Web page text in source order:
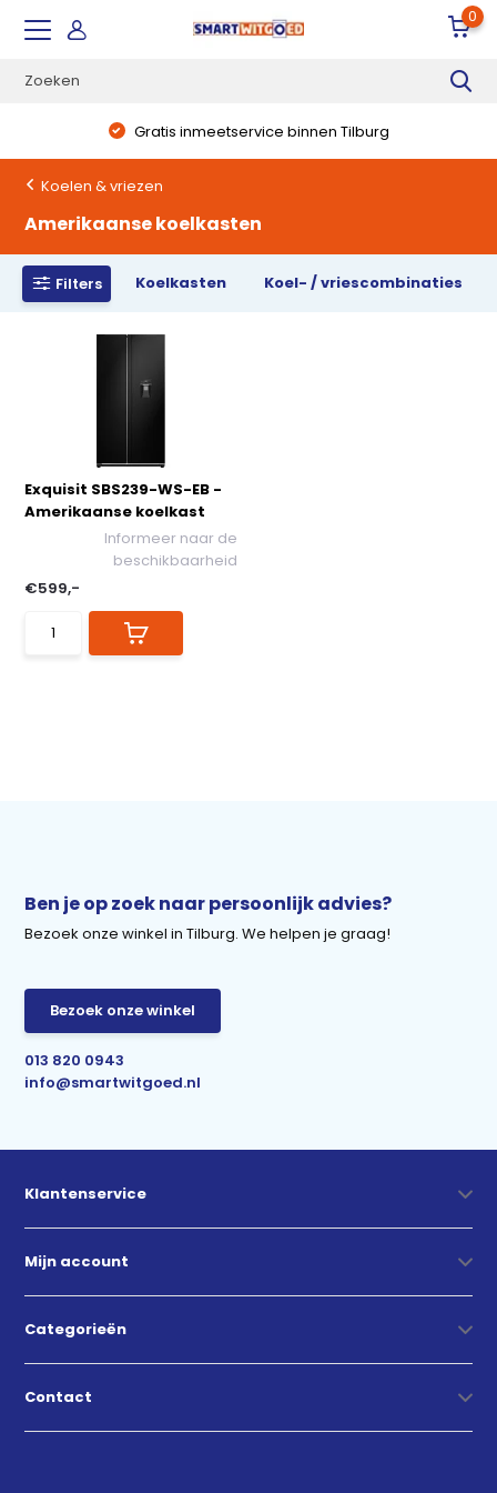
0
Gratis inmeetservice binnen Tilburg
Koelen & vriezen
Amerikaanse koelkasten
Filters Koelkasten Koel- / vriescombinaties
Exquisit SBS239-WS-EB -
Amerikaanse koelkast
Informeer naar de
beschikbaarheid
€599,-
Ben je op zoek naar persoonlijk advies?
Bezoek onze winkel in Tilburg. We helpen je graag!
Bezoek onze winkel
013 820 0943
info@smartwitgoed.nl
Klantenservice
Mijn account
Categorieën
Contact